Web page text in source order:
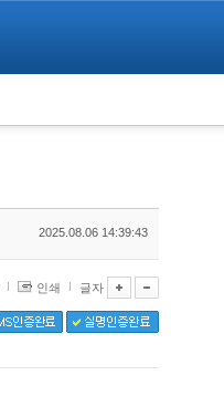
2025.08.06 14:39:43
인쇄 글자